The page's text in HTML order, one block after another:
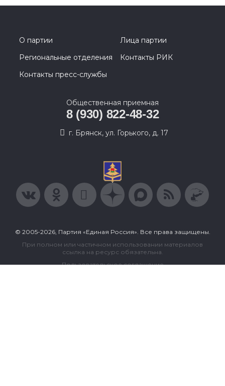
О партии
Лица партии
Региональные отделения
Контакты РИК
Контакты пресс-службы
Общественная приемная
8 (930) 822-48-32
г. Брянск, ул. Горького, д. 17
© 2005-2026, Партия «Единая Россия». Все права защищены.
При полном или частичном использовании материалов
ссылка на ресурс обязательна.
Пользовательское соглашение